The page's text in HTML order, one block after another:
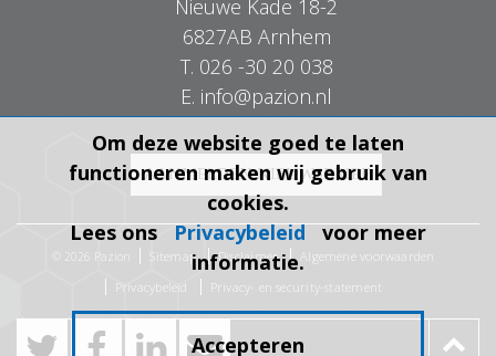
Nieuwe Kade 18-2
6827AB Arnhem
T. 026 -30 20 038
E. info@pazion.nl
© 2026 Pazion Sitemap Disclaimer
Algemene voorwaarden
Privacybeleid
Privacy- en security-statement
Om deze website goed te laten
functioneren maken wij gebruik van
cookies.
Lees ons Privacybeleid voor meer
informatie.
Accepteren